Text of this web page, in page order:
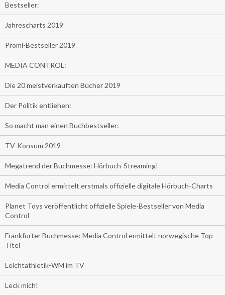
Bestseller:
Jahrescharts 2019
Promi-Bestseller 2019
MEDIA CONTROL:
Die 20 meistverkauften Bücher 2019
Der Politik entliehen:
So macht man einen Buchbestseller:
TV-Konsum 2019
Megatrend der Buchmesse: Hörbuch-Streaming!
Media Control ermittelt erstmals offizielle digitale Hörbuch-Charts
Planet Toys veröffentlicht offizielle Spiele-Bestseller von Media
Control
Frankfurter Buchmesse: Media Control ermittelt norwegische Top-
Titel
Leichtathletik-WM im TV
Leck mich!